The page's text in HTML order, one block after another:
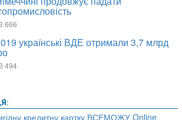
кредитну картку ВСЕМОЖУ Online